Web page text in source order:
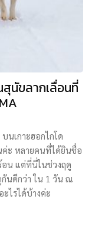
สุนัขลากเลื่อนที่
นเกาะฮอกไกโด
ะ หลายคนที่ได้ยินชื่อ
อน แต่ที่นี่ในช่วงฤดู
นดีกว่า ใน 1 วัน ณ
ะไรได้บ้างค่ะ